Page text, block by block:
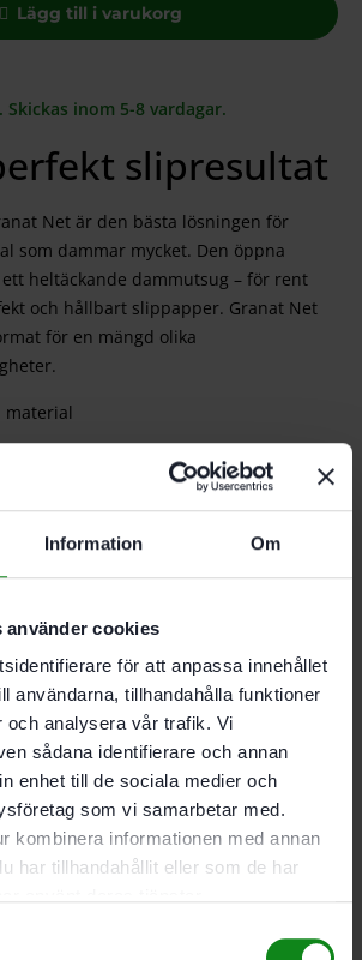
Information Om
använder cookies
för att anpassa innehållet
användarna, tillhandahålla funktioner
och analysera vår trafik. Vi
sådana identifierare och annan
enhet till de sociala medier och
som vi samarbetar med.
kombinera informationen med annan
har tillhandahållit eller som de har
Lägg till i varukorg
inom 5-8 vardagar.
slipresultat
Net är den bästa lösningen för
som dammar mycket. Den öppna
heltäckande dammutsug – för rent
och hållbart slippapper. Granat Net
för en mängd olika
material
Recensioner (0)
ES 150, ETS 150, ETSC 2 150, ETS
WTS 150
än.
för att skriva en recension.